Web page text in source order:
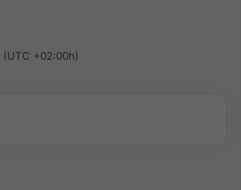
(UTC +02:00h)